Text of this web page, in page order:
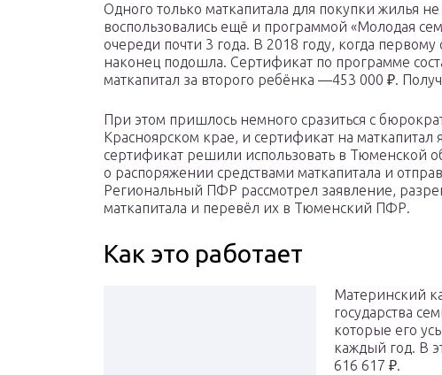
Одного только маткапитала для покупки жилья
воспользовались ещё и программой «Молодая
очереди почти 3 года. В 2018 году, когда
наконец подошла. Сертификат по программе
маткапитал за второго ребёнка —453 000 ₽.
При этом пришлось немного сразиться с
Красноярском крае, и сертификат на
сертификат решили использовать в Тюменской
о распоряжении средствами маткапитала и
Региональный ПФР рассмотрел заявление,
маткапитала и перевёл их в Тюменский ПФР.
Как это работает
Материнский
государства
которые его
каждый год. В
616 617 ₽.